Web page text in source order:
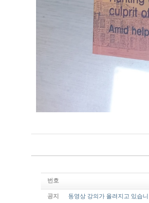
번호
공지 동영상 강의가 올려지고 있습